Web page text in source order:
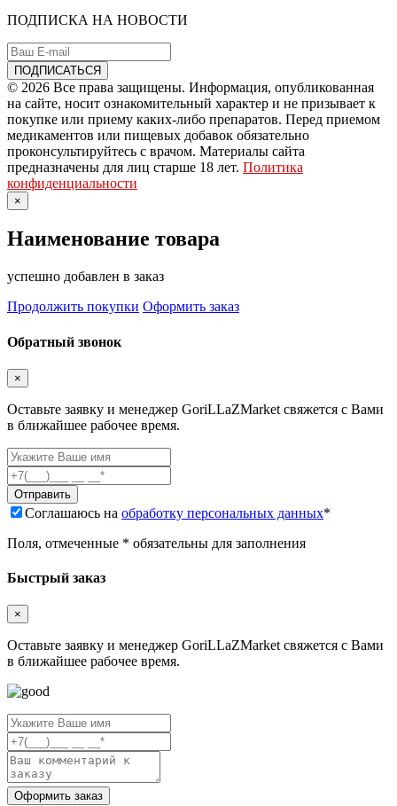
ПОДПИСКА НА НОВОСТИ
© 2026 Все права защищены. Информация, опубликованная
на сайте, носит ознакомительный характер и не призывает к
покупке или приему каких-либо препаратов. Перед приемом
медикаментов или пищевых добавок обязательно
проконсультируйтесь с врачом. Материалы сайта
предназначены для лиц старше 18 лет. Политика
конфиденциальности
×
Наименование товара
успешно добавлен в заказ
Продолжить покупки Оформить заказ
Обратный звонок
×
Оставьте заявку и менеджер GoriLLaZMarket свяжется с Вами
в ближайшее рабочее время.
Соглашаюсь на обработку персональных данных*
Поля, отмеченные * обязательны для заполнения
Быстрый заказ
×
Оставьте заявку и менеджер GoriLLaZMarket свяжется с Вами
в ближайшее рабочее время.